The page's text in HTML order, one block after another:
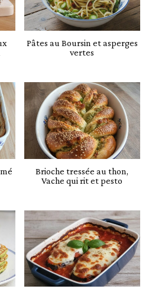
Pâtes au Boursin et asperges
vertes
Brioche tressée au thon,
Vache qui rit et pesto